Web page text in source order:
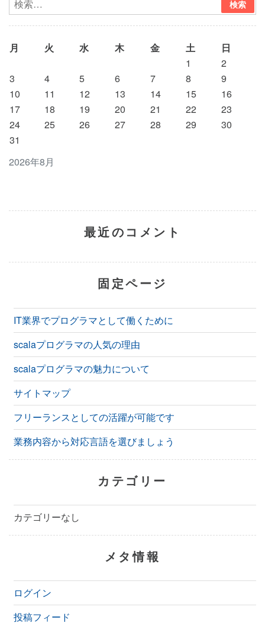
2026年8月
月 火 水 木 金 土
日
1
2
3
4 5 6 7 8
9
10
11 12 13 14 15
16
17
18 19 20 21 22
23
24
25 26 27 28 29
30
31
最近のコメント
固定ページ
IT業界でプログラマとして働くために
scalaプログラマの人気の理由
scalaプログラマの魅力について
サイトマップ
フリーランスとしての活躍が可能です
業務内容から対応言語を選びましょう
カテゴリー
カテゴリーなし
メタ情報
ログイン
投稿フィード